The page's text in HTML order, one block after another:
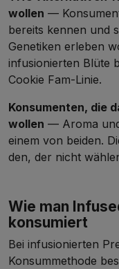
wollen —
bereits kennen und
Genetiken erleben
infusionierten Blüte
Cookie Fam-Linie.
Konsumenten, die
wollen — Aroma
einem von beiden.
den, der nicht
Wie man
konsumiert
Bei infusionierten
Konsummethode